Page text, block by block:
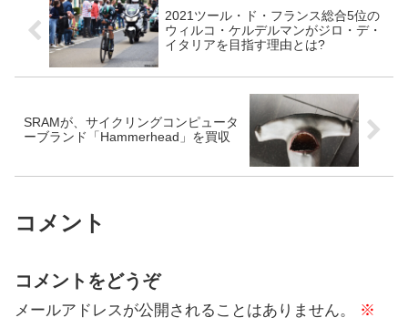
2021ツール・ド・フランス総合5位の
ウィルコ・ケルデルマンがジロ・デ・
イタリアを目指す理由とは?
SRAMが、サイクリングコンピュータ
ーブランド「Hammerhead」を買収
コメント
コメントをどうぞ
メールアドレスが公開されることはありません。
※